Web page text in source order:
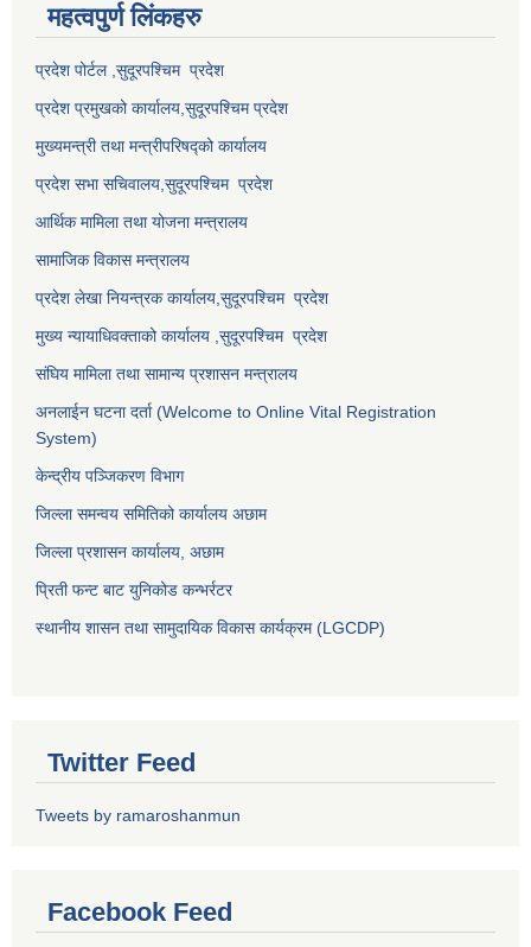
महत्वपुर्ण लि‌ंकहरु
प्रदेश पोर्टल ,सुदूरपश्चिम प्रदेश
प्रदेश प्रमुखको कार्यालय, सुदूरपश्चिमप्रदेश
मुख्यमन्त्री तथा मन्त्रीपरिषद्को कार्यालय
प्रदेश सभा सचिवालय, सुदूरपश्चिम प्रदेश
आर्थिक मामिला तथा योजना मन्त्रालय
सामाजिक विकास मन्त्रालय
प्रदेश लेखा नियन्त्रक कार्यालय, सुदूरपश्चिम प्रदेश
मुख्य न्यायाधिवक्ताको कार्यालय , सुदूरपश्चिम प्रदेश
संघिय मामिला तथा सामान्य प्रशासन मन्त्रालय
अनलाईन घटना दर्ता (Welcome to Online Vital Registration
System)
केन्द्रीय पञ्जिकरण विभाग
जिल्ला समन्वय समितिको कार्यालय अछाम
जिल्ला प्रशासन कार्यालय, अछाम
प्रिती फन्ट बाट युनिकोड कन्भर्रटर
स्थानीय शासन तथा सामुदायिक विकास कार्यक्रम (LGCDP)
Twitter Feed
Tweets by ramaroshanmun
Facebook Feed